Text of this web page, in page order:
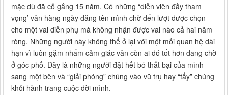
mặc dù đã cố gắng 15 năm. Có những “diễn viên đầy tham
vọng’ vẫn hàng ngày đăng tên mình chờ đến lượt được chọn
cho một vai diễn phụ mà không nhận được vai nào cả hai năm
ròng. Những người này không thể ở lại với một mối quan hệ dài
hạn vì luôn gặm nhấm cảm giác vẫn còn ai đó tốt hơn đang chờ
ở góc phố. Đây là những người đặt hết bó thất bại của mình
sang một bên và “giải phóng” chúng vào vũ trụ hay “tẩy” chúng
khỏi hành trang cuộc đời mình.